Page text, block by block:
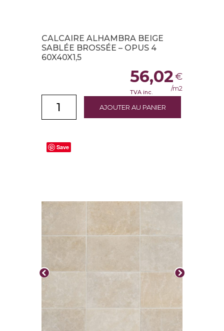
CALCAIRE ALHAMBRA BEIGE
SABLÉE BROSSÉE – OPUS 4
60X40X1,5
AJOUTER AU PANIER
56,02€
TVA inc. /m2
Save